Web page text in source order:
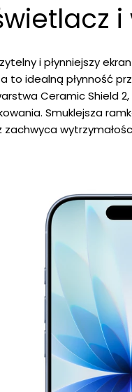
i
i płynniejszy
to idealną płynność
Ceramic Shield
Smuklejsza